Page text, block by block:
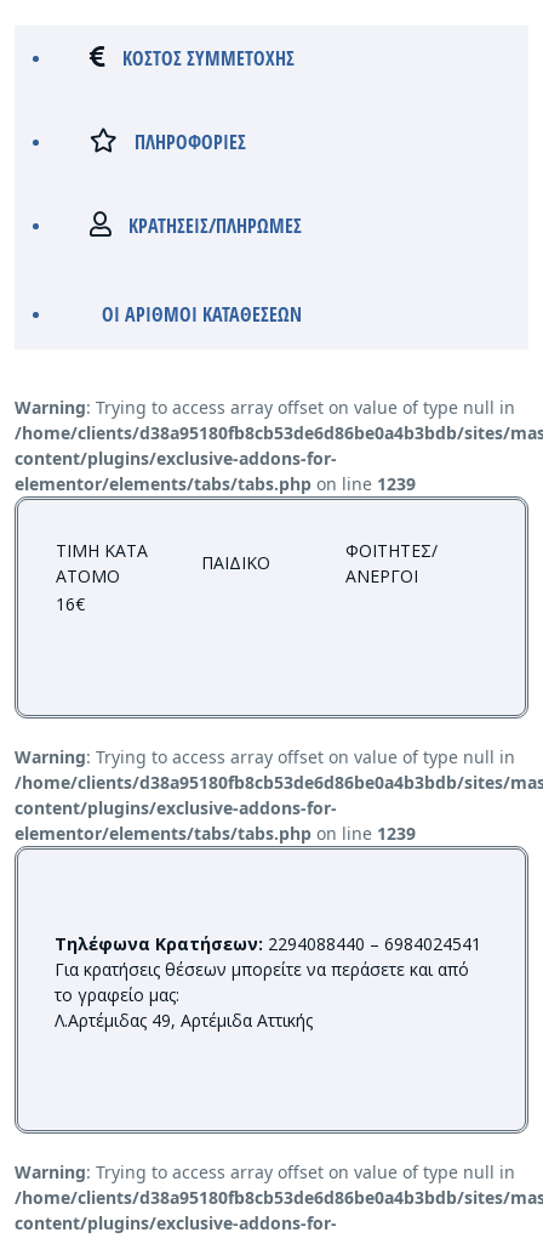
ΚΟΣΤΟΣ ΣΥΜΜΕΤΟΧΗΣ
ΠΛΗΡΟΦΟΡΙΕΣ
KΡΑΤΗΣΕΙΣ/ΠΛΗΡΩΜΕΣ
ΟΙ ΑΡΙΘΜΟΙ ΚΑΤΑΘΕΣΕΩΝ
Warning: Trying to access array offset on value of type null in
/home/clients/d38a95180fb8cb53de6d86be0a4b3bdb/sites/
content/plugins/exclusive-addons-for-
elementor/elements/tabs/tabs.php on line 1239
ΤΙΜΗ ΚΑΤΑ
ΑΤΟΜΟ
ΠΑΙΔΙΚΟ
ΦΟΙΤΗΤΕΣ/
ΑΝΕΡΓΟΙ
16€
Warning: Trying to access array offset on value of type null in
/home/clients/d38a95180fb8cb53de6d86be0a4b3bdb/sites/
content/plugins/exclusive-addons-for-
elementor/elements/tabs/tabs.php on line 1239
Tηλέφωνα Κρατήσεων: 2294088440 – 6984024541
Για κρατήσεις θέσεων μπορείτε να περάσετε και από
το γραφείο μας:
Λ.Αρτέμιδας 49, Aρτέμιδα Αττικής
Warning: Trying to access array offset on value of type null in
/home/clients/d38a95180fb8cb53de6d86be0a4b3bdb/sites/
content/plugins/exclusive-addons-for-